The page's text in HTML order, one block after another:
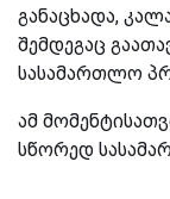
განაცხადა,
შემდეგაც
სასამართლო
ამ
სწორედ